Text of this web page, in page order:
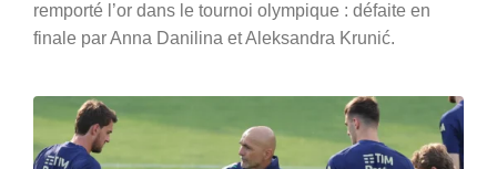
remporté l’or dans le tournoi olympique : défaite en
finale par Anna Danilina et Aleksandra Krunić.